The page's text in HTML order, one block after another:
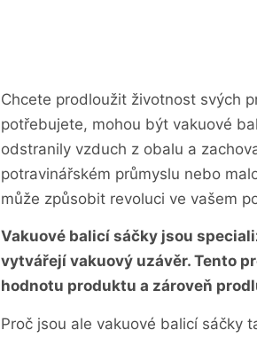
Chcete prodloužit životnost svých
potřebujete, mohou být vakuové
odstranily vzduch z obalu a
potravinářském průmyslu nebo
může způsobit revoluci ve vašem
Vakuové balicí sáčky jsou
vytvářejí vakuový uzávěr. Tento
hodnotu produktu a zároveň
Proč jsou ale vakuové balicí sáčky